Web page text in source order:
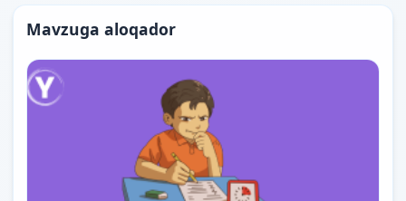
Mavzuga aloqador